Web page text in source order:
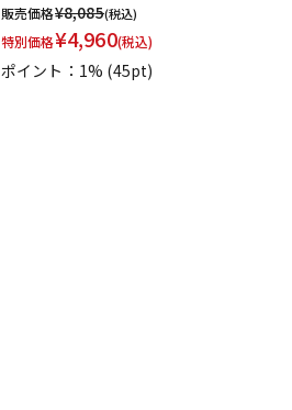
販売価格¥8,085(税込)
特別価格¥4,960(税込)
ポイント：1% (45pt)